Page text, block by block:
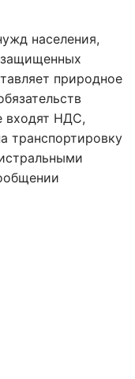
населения,
защищенных
природное
входят НДС,
транспортировку